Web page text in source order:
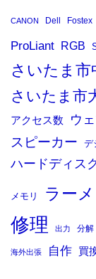
CANON Dell Fostex
ProLiant RGB
さいたま市
さいたま市
アクセス数 ウ
スピーカー デ
ハードディス
メモリ ラー
修理 出力 分解
海外出張 自作 買